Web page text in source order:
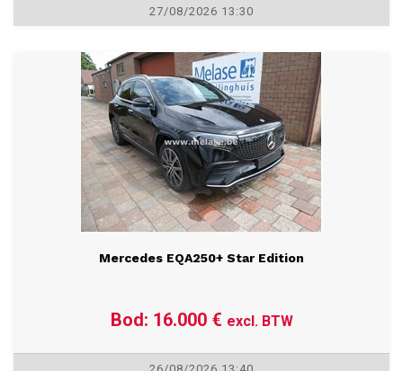
Bod: 22.000 €excl. BTW
27/08/2026 13:30
Mercedes EQA250+ Star Edition